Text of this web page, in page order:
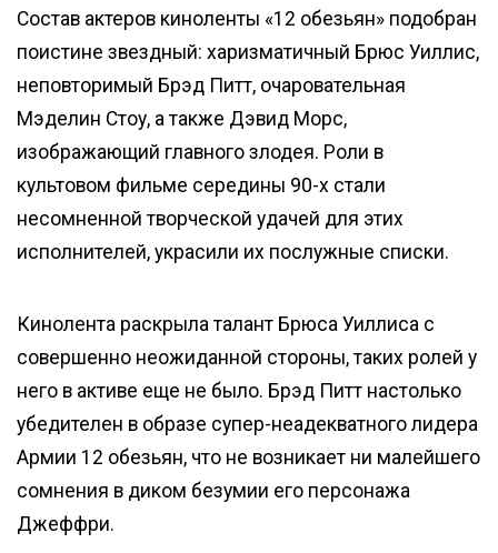
Состав актеров киноленты «12 обезьян» подобран
поистине звездный: харизматичный Брюс Уиллис,
неповторимый Брэд Питт, очаровательная
Мэделин Стоу, а также Дэвид Морс,
изображающий главного злодея. Роли в
культовом фильме середины 90-х стали
несомненной творческой удачей для этих
исполнителей, украсили их послужные списки.
Кинолента раскрыла талант Брюса Уиллиса с
совершенно неожиданной стороны, таких ролей у
него в активе еще не было. Брэд Питт настолько
убедителен в образе супер-неадекватного лидера
Армии 12 обезьян, что не возникает ни малейшего
сомнения в диком безумии его персонажа
Джеффри.